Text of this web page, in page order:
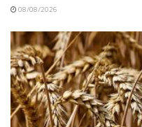
08/08/2026